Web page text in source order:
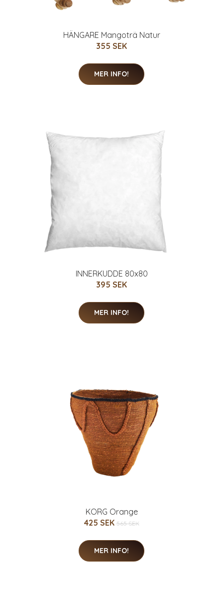
HÄNGARE Mangoträ Natur
355 SEK
MER INFO!
INNERKUDDE 80x80
395 SEK
MER INFO!
KORG Orange
425 SEK 565 SEK
MER INFO!